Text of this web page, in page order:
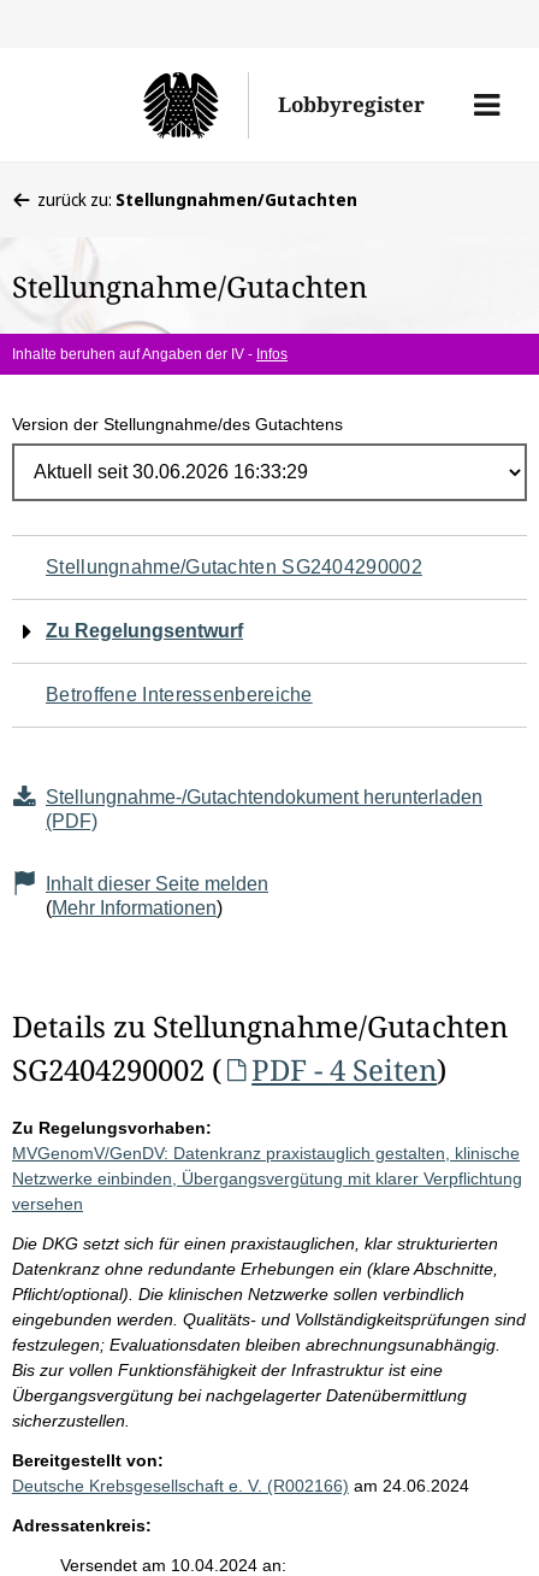
Lobbyregister
Menü
befinden
hier:
zurück zu: Stellungnahmen/Gutachten
Stellungnahme/Gutachten
Inhalte beruhen auf Angaben der IV - Infos
Version der Stellungnahme/des Gutachtens
Navigation
für
den
Seiteninhalt
Stellungnahme/Gutachten SG2404290002
Zu Regelungsentwurf
Betroffene Interessenbereiche
Stellungnahme-/Gutachtendokument herunterladen
(PDF)
Inhalt dieser Seite melden
(Mehr Informationen)
Details zu Stellungnahme/Gutachten
SG2404290002 (
PDF - 4 Seiten)
Zu Regelungsvorhaben:
MVGenomV/GenDV: Datenkranz praxistauglich gestalten, klinische
Netzwerke einbinden, Übergangsvergütung mit klarer Verpflichtung
versehen
Die DKG setzt sich für einen praxistauglichen, klar strukturierten
Datenkranz ohne redundante Erhebungen ein (klare Abschnitte,
Pflicht/optional). Die klinischen Netzwerke sollen verbindlich
eingebunden werden. Qualitäts- und Vollständigkeitsprüfungen sind
festzulegen; Evaluationsdaten bleiben abrechnungsunabhängig.
Bis zur vollen Funktionsfähigkeit der Infrastruktur ist eine
Übergangsvergütung bei nachgelagerter Datenübermittlung
sicherzustellen.
Bereitgestellt von:
Deutsche Krebsgesellschaft e. V. (R002166) am 24.06.2024
Adressatenkreis:
Versendet am 10.04.2024 an: